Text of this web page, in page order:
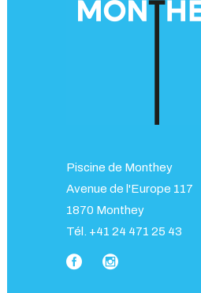
Piscine de Monthey
Avenue de l'Europe 117
1870 Monthey
Tél. +41 24 471 25 43